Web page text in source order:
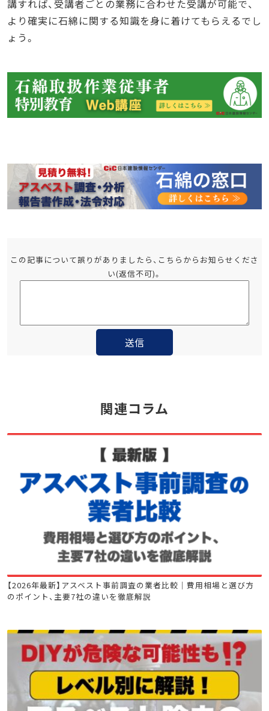
講すれば、受講者ごとの業務に合わせた受講が可能で、
より確実に石綿に関する知識を身に着けてもらえるでし
ょう。
この記事について誤りがありましたら、こちらからお知らせくださ
い(返信不可)。
関連コラム
石綿(アスベスト)関連
【2026年最新】アスベスト事前調査の業者比較｜費用相場と選び方
のポイント、主要7社の違いを徹底解説